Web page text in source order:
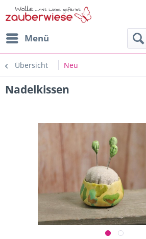
Menü
Übersicht Neu
Nadelkissen